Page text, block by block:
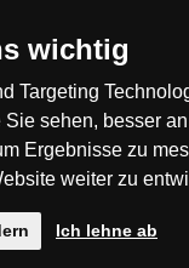
wichtig
Targeting
sehen, besser
Ergebnisse zu
weiter zu
Ich lehne ab